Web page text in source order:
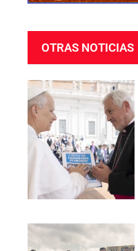
OTRAS NOTICIAS